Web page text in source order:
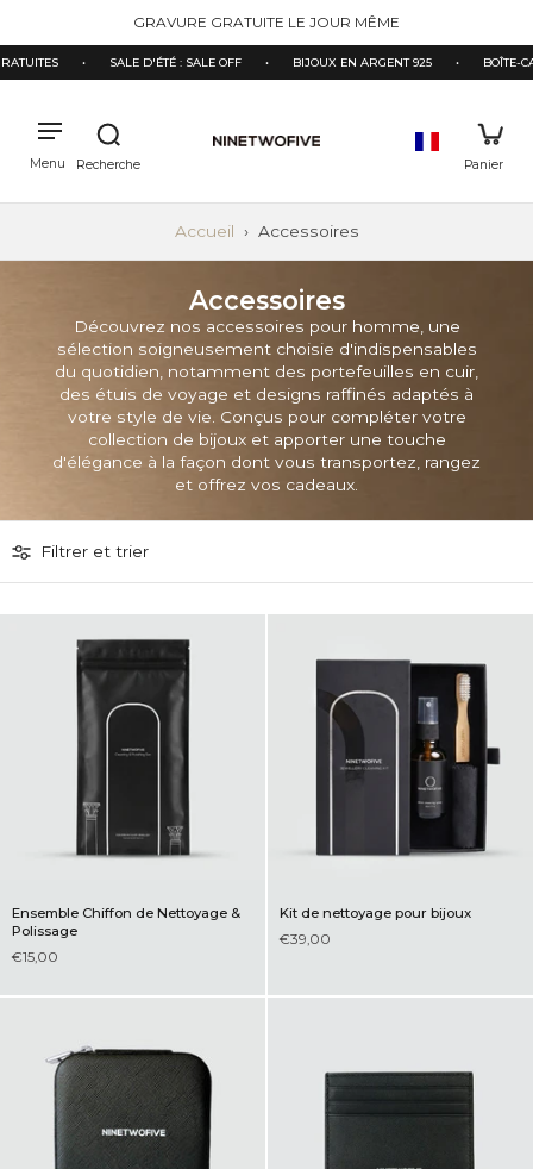
GRAVURE GRATUITE LE JOUR MÊME
SALE D'ÉTÉ : SALE OFF BIJOUX EN ARGENT 925 BOÎTE-
Accueil › Accessoires
Accessoires
Découvrez nos accessoires pour homme, une
sélection soigneusement choisie d'indispensables
du quotidien, notamment des portefeuilles en cuir,
des étuis de voyage et designs raffinés adaptés à
votre style de vie. Conçus pour compléter votre
collection de bijoux et apporter une touche
d'élégance à la façon dont vous transportez, rangez
et offrez vos cadeaux.
Filtrer et trier
Ensemble Chiffon de Nettoyage &
Polissage
€15,00
Kit de nettoyage pour bijoux
€39,00